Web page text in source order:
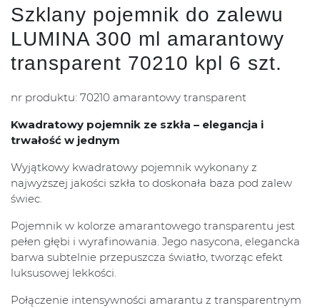
Szklany pojemnik do zalewu
LUMINA 300 ml amarantowy
transparent 70210 kpl 6 szt.
nr produktu: 70210 amarantowy transparent
Kwadratowy pojemnik ze szkła – elegancja i
trwałość w jednym
Wyjątkowy kwadratowy pojemnik wykonany z
najwyższej jakości szkła to doskonała baza pod zalew
świec.
Pojemnik w kolorze amarantowego transparentu jest
pełen głębi i wyrafinowania. Jego nasycona, elegancka
barwa subtelnie przepuszcza światło, tworząc efekt
luksusowej lekkości.
Połączenie intensywności amarantu z transparentnym